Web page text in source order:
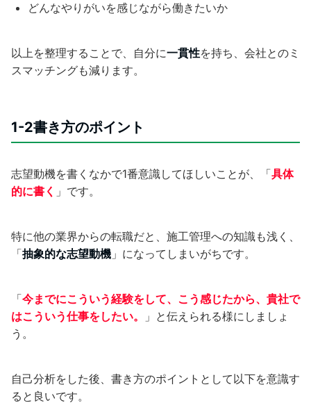
どんなやりがいを感じながら働きたいか
以上を整理することで、自分に一貫性を持ち、会社とのミ
スマッチングも減ります。
1-2書き方のポイント
志望動機を書くなかで1番意識してほしいことが、「具体
的に書く 」です。
特に他の業界からの転職だと、施工管理への知識も浅く、
「抽象的な志望動機 」になってしまいがちです。
「今までにこういう経験をして、こう感じたから、貴社で
はこういう仕事をしたい。
」と伝えられる様にしましょ
う。
自己分析をした後、書き方のポイントとして以下を意識す
ると良いです。